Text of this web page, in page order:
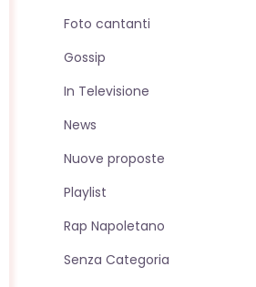
Foto cantanti
Gossip
In Televisione
News
Nuove proposte
Playlist
Rap Napoletano
Senza Categoria